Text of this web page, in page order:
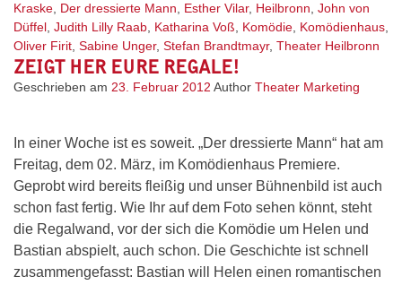
Kraske, Der dressierte Mann, Esther Vilar, Heilbronn, John von
Düffel, Judith Lilly Raab, Katharina Voß, Komödie, Komödienhaus,
Oliver Firit, Sabine Unger, Stefan Brandtmayr, Theater Heilbronn
ZEIGT HER EURE REGALE!
Geschrieben am 23. Februar 2012 Author Theater Marketing
In einer Woche ist es soweit. „Der dressierte Mann“ hat am
Freitag, dem 02. März, im Komödienhaus Premiere.
Geprobt wird bereits fleißig und unser Bühnenbild ist auch
schon fast fertig. Wie Ihr auf dem Foto sehen könnt, steht
die Regalwand, vor der sich die Komödie um Helen und
Bastian abspielt, auch schon. Die Geschichte ist schnell
zusammengefasst: Bastian will Helen einen romantischen